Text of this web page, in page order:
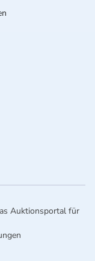
Auktionsportal für